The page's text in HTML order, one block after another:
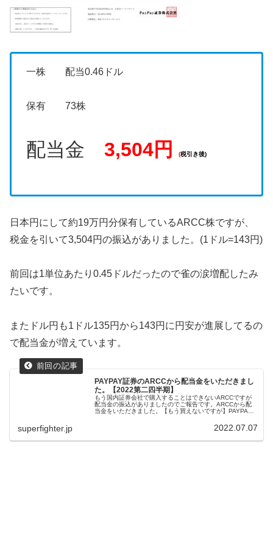
一株 配当0.46ドル
保有 73株
配当金 3,504円 (税引き後)
日本円にして約19万円分保有しているARCC株ですが、
税金を引いて3,504円の振込がありました。(1ドル=143円)
前回は1単位あたり0.45ドルだったので雀の涙増配したみ
たいです。
またドル円も1ドル135円から143円に円安が進展してるの
で配当金が増えています。
PAYPAY証券のARCCから配当金をいただきまし
た。【2022第二四半期】
もう国内証券会社で購入することはできないARCCですが
配当金の振込がありましたのでご報告です。ARCCから配
当金をいただきました。【もう買えないですが】PAYPAY
superfighter.jp 2022.07.07